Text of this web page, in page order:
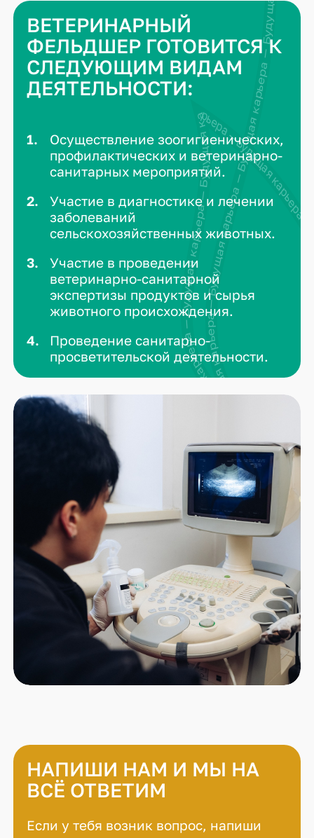
Будущая карьера — Будущая карьера — Будущая карьера — Будущая карьера —
Будущая карьера — Будущая карьера —
ВЕТЕРИНАРНЫЙ
ФЕЛЬДШЕР ГОТОВИТСЯ К
СЛЕДУЮЩИМ ВИДАМ
ДЕЯТЕЛЬНОСТИ:
Осуществление зоогигиенических,
профилактических и ветеринарно-
санитарных мероприятий.
Участие в диагностике и лечении
заболеваний
сельскохозяйственных животных.
Участие в проведении
ветеринарно-санитарной
экспертизы продуктов и сырья
животного происхождения.
Проведение санитарно-
просветительской деятельности.
НАПИШИ НАМ И МЫ НА
ВСЁ ОТВЕТИМ
Если у тебя возник вопрос, напиши